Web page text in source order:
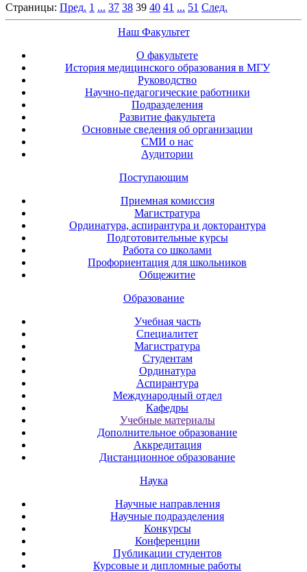
Страницы: Пред. 1 ... 37 38 39 40 41 ... 51 След.
Наш Факультет
О факультете
История медицинского образования в МГУ
Руководство
Научно-педагогические работники
Подразделения
Развитие факультета
Основные сведения об организации
СМИ о нас
Аудитории
Поступающим
Приемная комиссия
Магистратура
Ординатура, аспирантура и докторантура
Подготовительные курсы
Работа со школами
Профориентация для школьников
Общежитие
Образование
Учебная часть
Специалитет
Магистратура
Студентам
Ординатура
Аспирантура
Международный отдел
Кафедры
Учебные материалы
Дополнительное образование
Аккредитация
Дистанционное образование
Наука
Научные направления
Научные подразделения
Конкурсы
Конференции
Публикации студентов
Курсовые и дипломные работы